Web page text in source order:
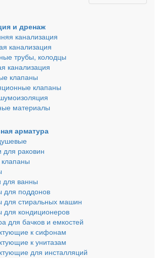
и дренаж
канализация
канализация
трубы, колодцы
канализация
клапаны
клапаны
материалы
арматура
для раковин
для ванны
поддонов
стиральных машин
кондиционеров
для бачков и емкостей
к сифонам
к унитазам
для инсталляций